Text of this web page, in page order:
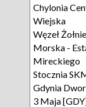
Chylonia
Wiejska
Węzeł
Morska -
Mireckiego
Stocznia
Gdynia
3 Maja